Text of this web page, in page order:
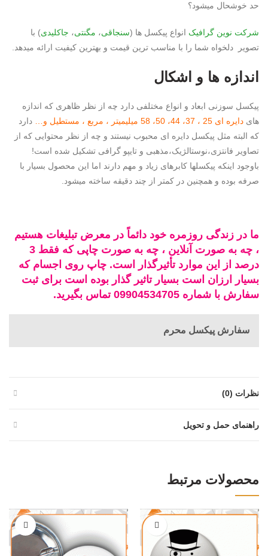
حد خوشحال میشود؟
شرکت نوین گرافیک انواع پیکسل ها (سنجاقی، مگنتی، جاکلیدی) با
تصویر دلخواه شما را با مناسب ترین قیمت و بهترین کیفیت ارائه میدهد.
اندازه ها و اشکال
پیکسل سوزنی ابعاد و انواع مختلفی دارد چه از نظر ظاهری که اندازه
های دایره ای 25 ، 37، 44، 50، 58 میلیمیتر ، مربع ، مستطیل و…
دارد
که البته مثل پیکسل دایره ای محبوب نیستند و چه از نظر محتوایی که از
تصاویر فانتزی،نوستالژیک،مذهبی و تایپو گرافی تشکیل شده است!
باوجود اینکه پیکسلها کابرهای زیاد و مهم دارند اما این محصول بسیار با
صرفه بوده و همچنین در کمتر از چند دقیقه ساخته میشود.
ما در زندگی روزمره خود دائماً در معرض تبلیغات هستیم
، چه به صورت آنلاین ، چه به صورت چاپی که فقط 3
درصد از این موارد تأثیرگذار است. چاپ روی اجسام که
بسیار ارزان است بسیار تاثیر گذار بوده است برای ثبت
سفارش با شماره 09904534705 تماس بگیرید.
سفارش پیکسل محرم
نظرات (0)
راهنمای حمل و تحویل
محصولات مرتبط